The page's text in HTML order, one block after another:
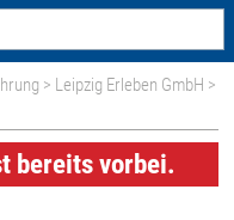
> Leipzig Erleben GmbH >
bereits vorbei.